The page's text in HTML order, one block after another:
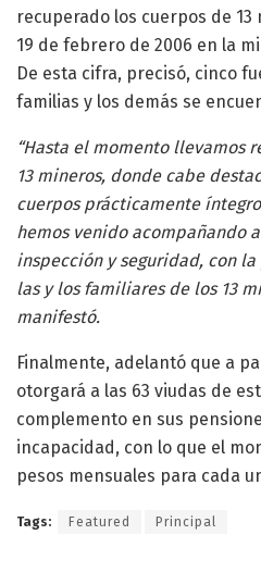
recuperado los cuerpos de
19 de febrero de 2006 en la
De esta cifra, precisó, cinco
familias y los demás se
“Hasta el momento llevamos
13 mineros, donde cabe
cuerpos prácticamente
hemos venido acompañando
inspección y seguridad, con
las y los familiares de los 13
manifestó.
Finalmente, adelantó que a
otorgará a las 63 viudas de
complemento en sus
incapacidad, con lo que el
pesos mensuales para cada
Tags: Featured Principal